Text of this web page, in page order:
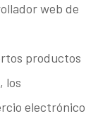
web de
productos
los
electrónico